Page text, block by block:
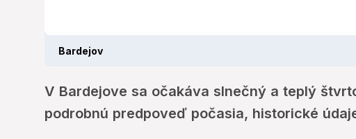
Bardejov
V Bardejove sa očakáva slnečný a teplý
podrobnú predpoveď počasia, historické